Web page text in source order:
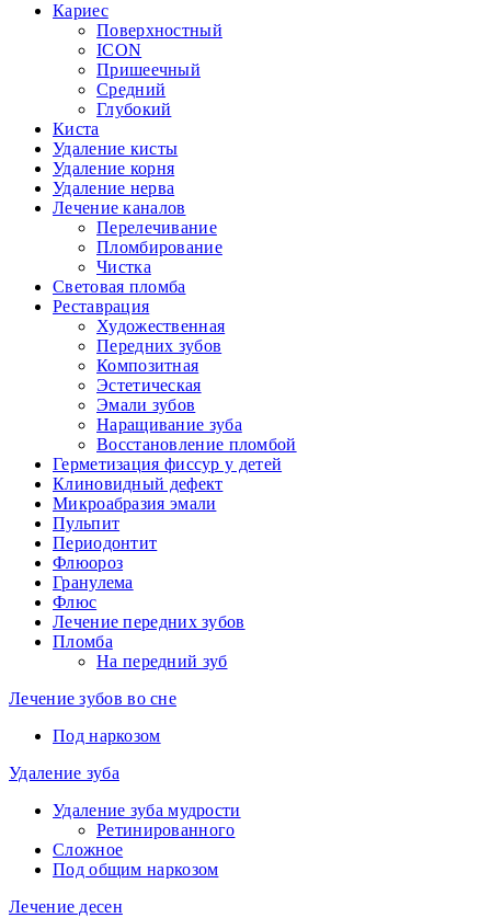
Кариес
Поверхностный
ICON
Пришеечный
Средний
Глубокий
Киста
Удаление кисты
Удаление корня
Удаление нерва
Лечение каналов
Перелечивание
Пломбирование
Чистка
Световая пломба
Реставрация
Художественная
Передних зубов
Композитная
Эстетическая
Эмали зубов
Наращивание зуба
Восстановление пломбой
Герметизация фиссур у детей
Клиновидный дефект
Микроабразия эмали
Пульпит
Периодонтит
Флюороз
Гранулема
Флюс
Лечение передних зубов
Пломба
На передний зуб
Лечение зубов во сне
Под наркозом
Удаление зуба
Удаление зуба мудрости
Ретинированного
Сложное
Под общим наркозом
Лечение десен